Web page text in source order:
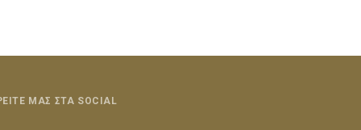
ΜΑΣ ΣΤΑ SOCIAL